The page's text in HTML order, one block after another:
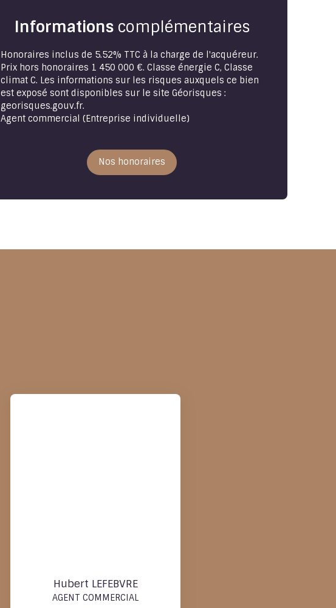
Informationscomplémentaires
Honoraires inclus de 5.52% TTC à la charge de l'acquéreur.
Prix hors honoraires 1 450 000 €. Classe énergie C, Classe
climat C. Les informations sur les risques auxquels ce bien
est exposé sont disponibles sur le site Géorisques :
georisques.gouv.fr.
Agent commercial (Entreprise individuelle)
Nos honoraires
Hubert LEFEBVRE
AGENT COMMERCIAL